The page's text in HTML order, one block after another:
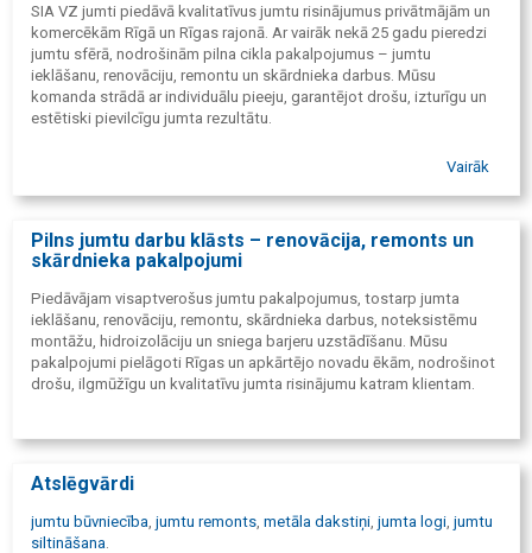
SIA VZ jumti piedāvā kvalitatīvus jumtu risinājumus privātmājām un
komercēkām Rīgā un Rīgas rajonā. Ar vairāk nekā 25 gadu pieredzi
jumtu sfērā, nodrošinām pilna cikla pakalpojumus – jumtu
ieklāšanu, renovāciju, remontu un skārdnieka darbus. Mūsu
komanda strādā ar individuālu pieeju, garantējot drošu, izturīgu un
estētiski pievilcīgu jumta rezultātu.
Vairāk
Pilns jumtu darbu klāsts – renovācija, remonts un
skārdnieka pakalpojumi
Piedāvājam visaptverošus jumtu pakalpojumus, tostarp jumta
ieklāšanu, renovāciju, remontu, skārdnieka darbus, noteksistēmu
montāžu, hidroizolāciju un sniega barjeru uzstādīšanu. Mūsu
pakalpojumi pielāgoti Rīgas un apkārtējo novadu ēkām, nodrošinot
drošu, ilgmūžīgu un kvalitatīvu jumta risinājumu katram klientam.
Atslēgvārdi
jumtu būvniecība jumtu remonts metāla dakstiņi jumta logi jumtu
siltināšana